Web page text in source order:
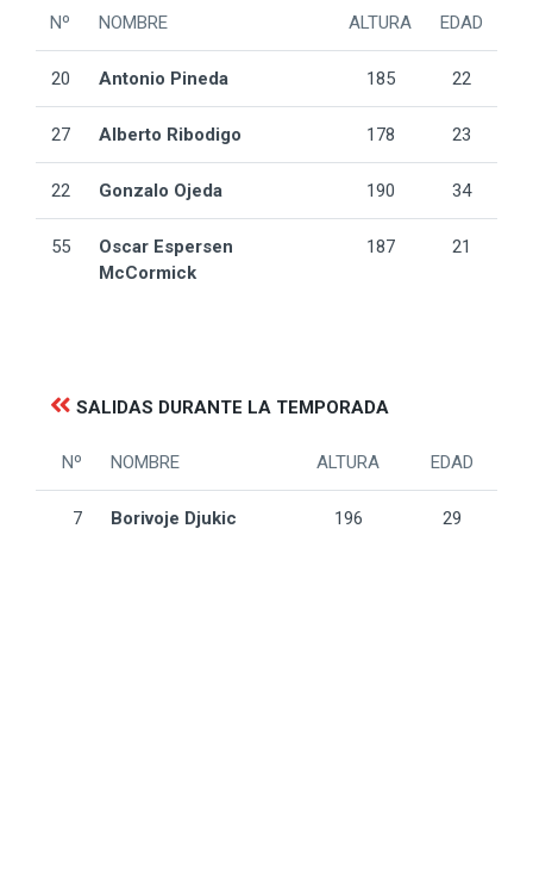
Nº NOMBRE ALTURA EDAD
20 Antonio Pineda 185 22
27 Alberto Ribodigo 178 23
22 Gonzalo Ojeda 190 34
55
Oscar Espersen
McCormick
187 21
SALIDAS DURANTE LA TEMPORADA
Nº NOMBRE ALTURA EDAD
7 Borivoje Djukic 196 29